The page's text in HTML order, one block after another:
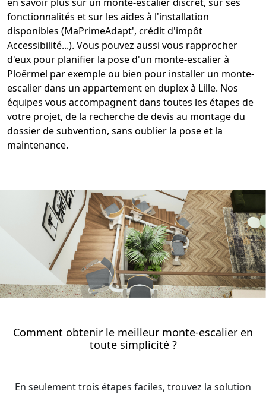
fonctionnalités et sur les aides à l'installation
disponibles (MaPrimeAdapt', crédit d'impôt
Accessibilité...). Vous pouvez aussi vous rapprocher
d'eux pour planifier la pose d'un monte-escalier à
Ploërmel par exemple ou bien pour installer un monte-
escalier dans un appartement en duplexà Lille. Nos
équipes vous accompagnent dans toutes les étapes de
votre projet, de la recherche de devis au montage du
dossier de subvention, sans oublier la pose et la
maintenance.
Comment obtenir le meilleur monte-escalier en
toute simplicité ?
En seulement trois étapes faciles, trouvez la solution